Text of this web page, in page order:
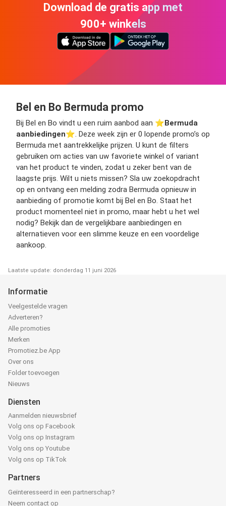
Download de gratis app met
900+ winkels
Bel en Bo Bermuda promo
Bij Bel en Bo vindt u een ruim aanbod aan ⭐️Bermuda
aanbiedingen⭐️. Deze week zijn er 0 lopende promo’s op
Bermuda met aantrekkelijke prijzen. U kunt de filters
gebruiken om acties van uw favoriete winkel of variant
van het product te vinden, zodat u zeker bent van de
laagste prijs. Wilt u niets missen? Sla uw zoekopdracht
op en ontvang een melding zodra Bermuda opnieuw in
aanbieding of promotie komt bij Bel en Bo. Staat het
product momenteel niet in promo, maar hebt u het wel
nodig? Bekijk dan de vergelijkbare aanbiedingen en
alternatieven voor een slimme keuze en een voordelige
aankoop.
Laatste update: donderdag 11 juni 2026
Informatie
Veelgestelde vragen
Adverteren?
Alle promoties
Merken
Promotiez.be App
Over ons
Folder toevoegen
Nieuws
Diensten
Aanmelden nieuwsbrief
Volg ons op Facebook
Volg ons op Instagram
Volg ons op Youtube
Volg ons op TikTok
Partners
Geïnteresseerd in een partnerschap?
Neem contact op